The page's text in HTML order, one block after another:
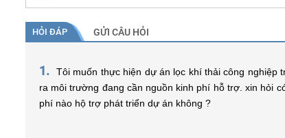
HỎI ĐÁP GỬI CÂU HỎI
1.
Tôi muốn thực hiện dự án lọc khí thải công nghiệp
ra môi trường đang cần nguồn kinh phí hỗ trợ. xin hỏi
phí nào hộ trợ phát triển dự án không ?